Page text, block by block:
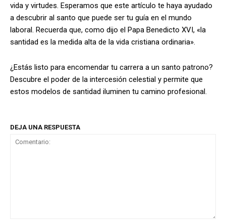
vida y virtudes. Esperamos que este artículo te haya ayudado
a descubrir al santo que puede ser tu guía en el mundo
laboral. Recuerda que, como dijo el Papa Benedicto XVI, «la
santidad es la medida alta de la vida cristiana ordinaria».
¿Estás listo para encomendar tu carrera a un santo patrono?
Descubre el poder de la intercesión celestial y permite que
estos modelos de santidad iluminen tu camino profesional.
DEJA UNA RESPUESTA